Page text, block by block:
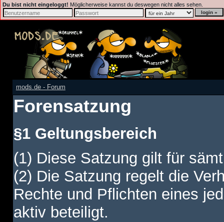
Du bist nicht eingeloggt! Möglicherweise kannst du deswegen nicht alles sehen.
mods.de - Forum
Forensatzung
§1 Geltungsbereich
(1) Diese Satzung gilt für
(2) Die Satzung regelt die
Rechte und Pflichten eines
aktiv beteiligt.